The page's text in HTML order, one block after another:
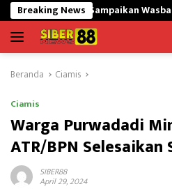
Langsung
ke
konten
Breaking News
Sampaikan Wasbang kepada
Beranda Ciamis
Ciamis
Warga Purwadadi
ATR/BPN Selesaikan
SIBER88
April 29, 2024